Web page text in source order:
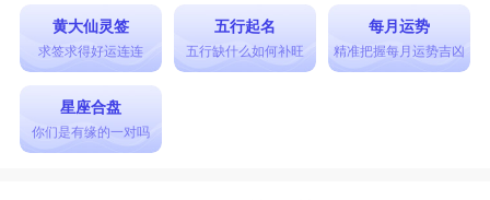
黄大仙灵签
求签求得好运连连
五行起名
五行缺什么如何补旺
每月运势
精准把握每月运势吉凶
星座合盘
你们是有缘的一对吗